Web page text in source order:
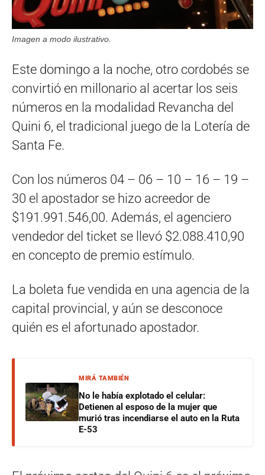
Imagen a modo ilustrativo.
Este domingo a la noche, otro cordobés se
convirtió en millonario al acertar los seis
números en la modalidad Revancha del
Quini 6, el tradicional juego de la Lotería de
Santa Fe.
Con los números 04 – 06 – 10 – 16 – 19 –
30 el apostador se hizo acreedor de
$191.991.546,00. Además, el agenciero
vendedor del ticket se llevó $2.088.410,90
en concepto de premio estímulo.
La boleta fue vendida en una agencia de la
capital provincial, y aún se desconoce
quién es el afortunado apostador.
MIRÁ TAMBIÉN
No le había explotado el celular:
Detienen al esposo de la mujer que
murió tras incendiarse el auto en la Ruta
E-53